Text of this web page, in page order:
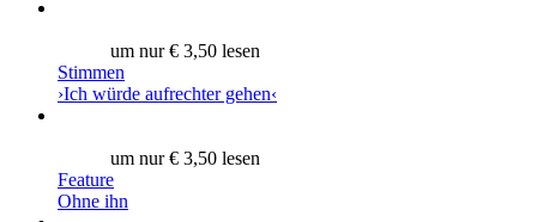
um nur € 3,50 lesen
Stimmen
›Ich würde aufrechter gehen‹
um nur € 3,50 lesen
Feature
Ohne ihn